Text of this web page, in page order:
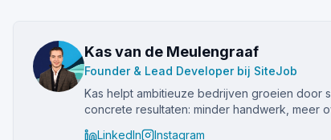
Kas van de Meulengraaf
Founder & Lead Developer bij SiteJob
Kas helpt ambitieuze bedrijven groeien door
concrete resultaten: minder handwerk, meer
LinkedIn
Instagram